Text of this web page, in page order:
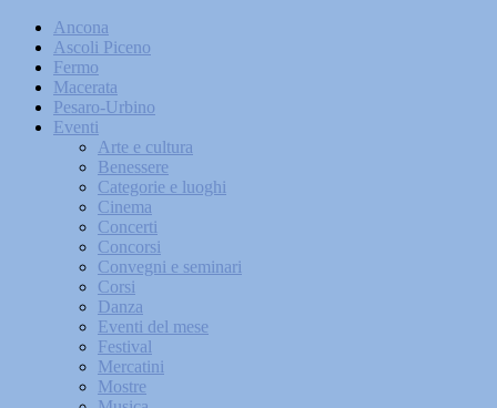
Ancona
Ascoli Piceno
Fermo
Macerata
Pesaro-Urbino
Eventi
Arte e cultura
Benessere
Categorie e luoghi
Cinema
Concerti
Concorsi
Convegni e seminari
Corsi
Danza
Eventi del mese
Festival
Mercatini
Mostre